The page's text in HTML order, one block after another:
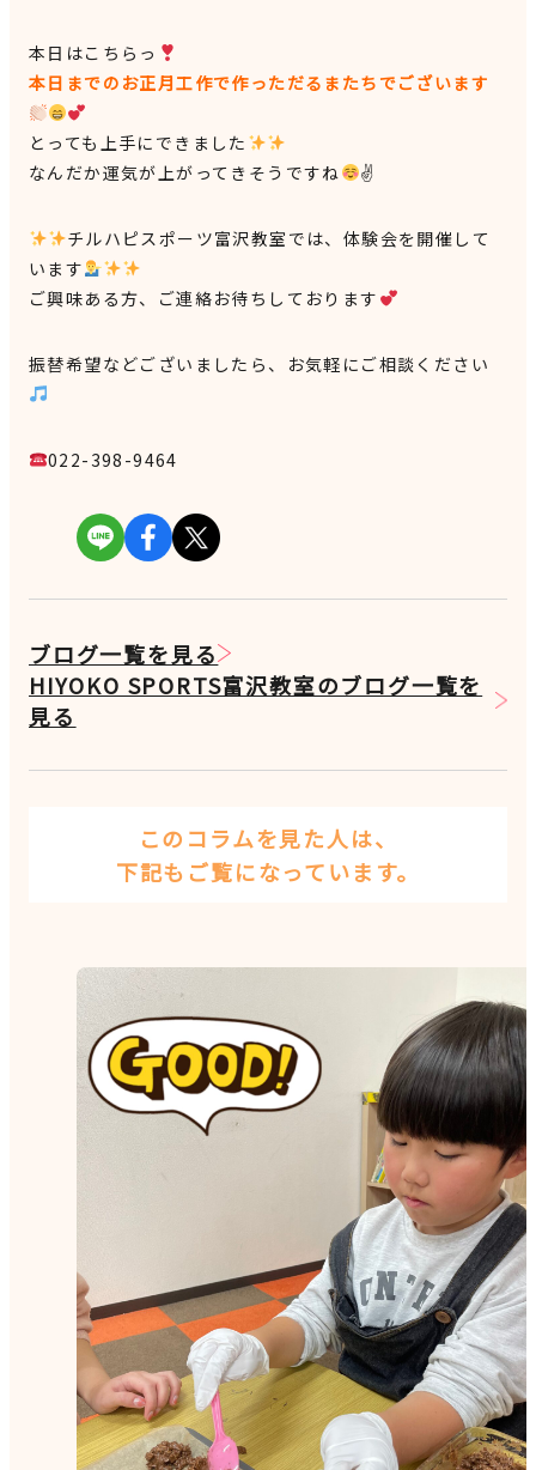
本日はこちらっ
本日までのお正月工作で作っただるまたちでございます
とっても上手にできました
なんだか運気が上がってきそうですね
✌
チルハピスポーツ富沢教室では、体験会を開催して
います
ご興味ある方、ご連絡お待ちしております
振替希望などございましたら、お気軽にご相談ください
022-398-9464
ブログ一覧を見る
HIYOKO SPORTS富沢教室のブログ一覧を
見る
このコラムを見た人は、
下記もご覧になっています。